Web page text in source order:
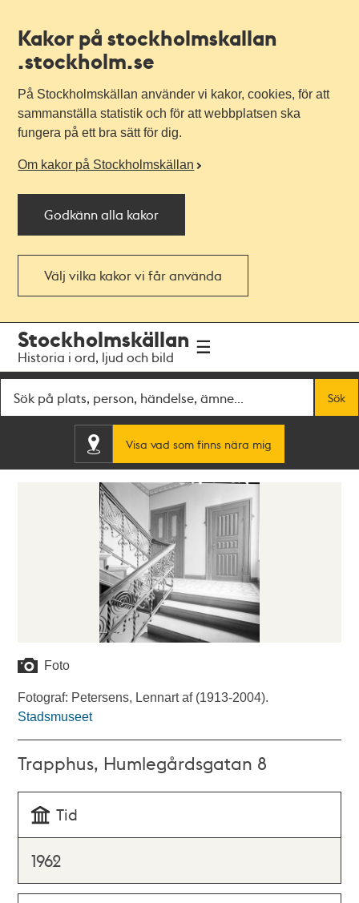
Kakor på stockholmskallan
.stockholm.se
På Stockholmskällan använder vi kakor, cookies, för att
sammanställa statistik och för att webbplatsen ska
fungera på ett bra sätt för dig.
Om kakor på Stockholmskällan
Godkänn alla kakor
Välj vilka kakor vi får använda
navigationen
huvudinnehållet
Stockholmskällan
Historia i ord, ljud och bild
Sök
Visa vad som finns nära mig
Foto
Fotograf: Petersens, Lennart af (1913-2004).
Stadsmuseet
Trapphus, Humlegårdsgatan 8
Tid
1962